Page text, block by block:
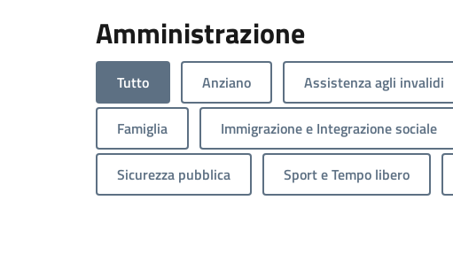
Amministrazione
Tutto Anziano Assistenza agli invalidi
Famiglia Immigrazione e Integrazione sociale
Sicurezza pubblica Sport e Tempo libero